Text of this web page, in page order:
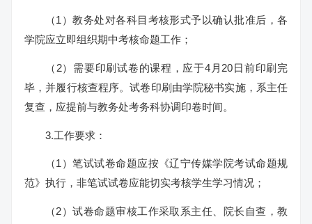
（1）教务处对各科目考核形式予以确认批准后，各
学院应立即组织期中考核命题工作；
（2）需要印刷试卷的课程，应于4月20日前印刷完
毕，并履行核查程序。试卷印刷由学院秘书实施，系主任
复查，应提前与教务处考务科协调印卷时间。
3.工作要求：
（1）笔试试卷命题应按《辽宁传媒学院考试命题规
范》执行，非笔试试卷应能切实考核学生学习情况；
（2）试卷命题审核工作采取系主任、院长自查，教